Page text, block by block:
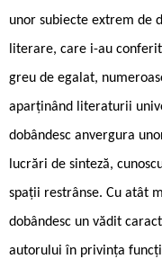
unor subiecte extrem de
literare, care i-au
greu de egalat,
aparținând literaturii
dobândesc anvergura
lucrări de sinteză,
spații restrânse. Cu atât
dobândesc un vădit
autorului în privința